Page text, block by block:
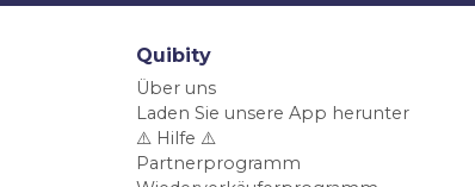
Quibity
Über uns
Laden Sie unsere App herunter
⚠️ Hilfe ⚠️
Partnerprogramm